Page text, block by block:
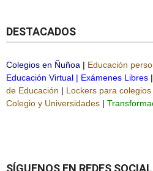
DESTACADOS
Colegios en Ñuñoa | Educación
Educación Virtual | Exámenes Libres |
de Educación | Lockers para
Colegio y Universidades |